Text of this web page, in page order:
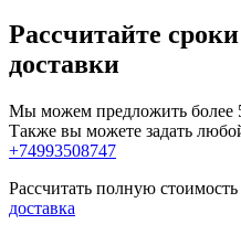
Рассчитайте
доставки
Мы можем предложить более
Также вы можете задать
+74993508747
Рассчитать полную
доставка